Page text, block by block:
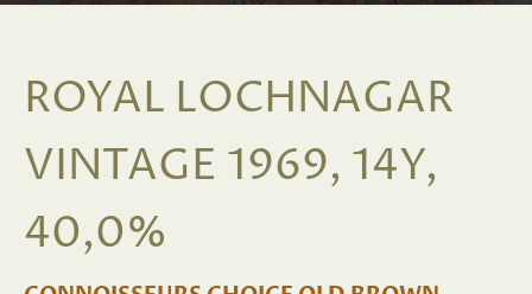
ROYAL LOCHNAGAR
VINTAGE 1969, 14Y,
40,0%